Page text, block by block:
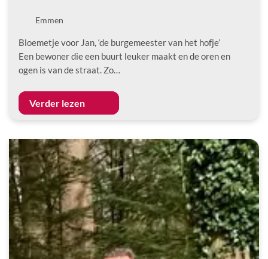
LocatieEmmen
Bloemetje voor Jan, ‘de burgemeester van het hofje’
Een bewoner die een buurt leuker maakt en de oren en
ogen is van de straat. Zo…
Verder lezen